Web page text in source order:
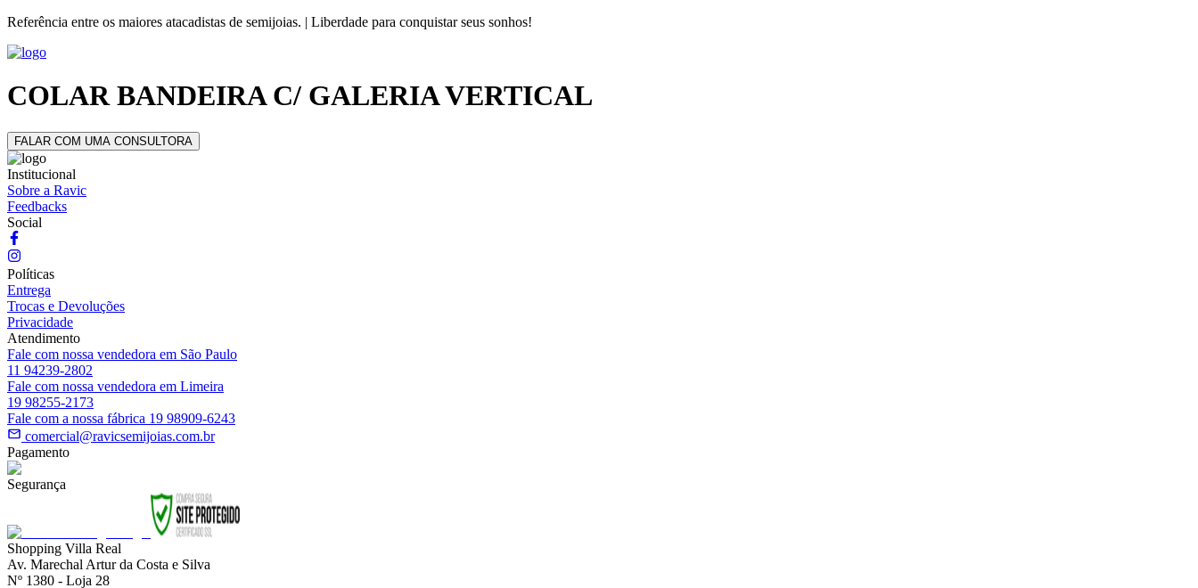
Referência entre os maiores atacadistas de semijoias. | Liberdade para conquistar seus sonhos!
COLAR BANDEIRA C/ GALERIA VERTICAL
FALAR COM UMA CONSULTORA
Institucional
Sobre a Ravic
Feedbacks
Social
Políticas
Entrega
Trocas e Devoluções
Privacidade
Atendimento
Fale com nossa vendedora em São Paulo
11 94239-2802
Fale com nossa vendedora em Limeira
19 98255-2173
Fale com a nossa fábrica 19 98909-6243
comercial@ravicsemijoias.com.br
Pagamento
Segurança
Shopping Villa Real
Av. Marechal Artur da Costa e Silva
Nº 1380 - Loja 28